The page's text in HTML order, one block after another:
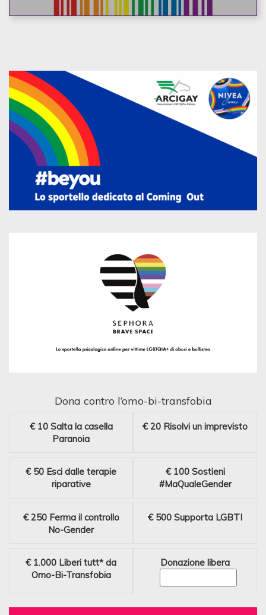
Dona contro l’omo-bi-transfobia
€ 10 Salta la casella
Paranoia
€ 20 Risolvi un imprevisto
€ 50 Esci dalle terapie
riparative
€ 100 Sostieni
#MaQualeGender
€ 250 Ferma il controllo
No-Gender
€ 500 Supporta LGBTI
€ 1.000 Liberi tutt* da
Omo-Bi-Transfobia
Donazione libera